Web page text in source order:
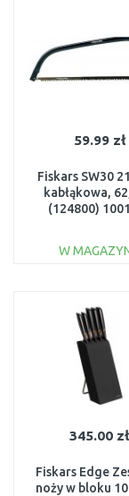
Do
59.99 zł
Fiskars SW30
kabłąkowa,
(124800)
W
Do
345.00 zł
Fiskars Edge
noży w bloku